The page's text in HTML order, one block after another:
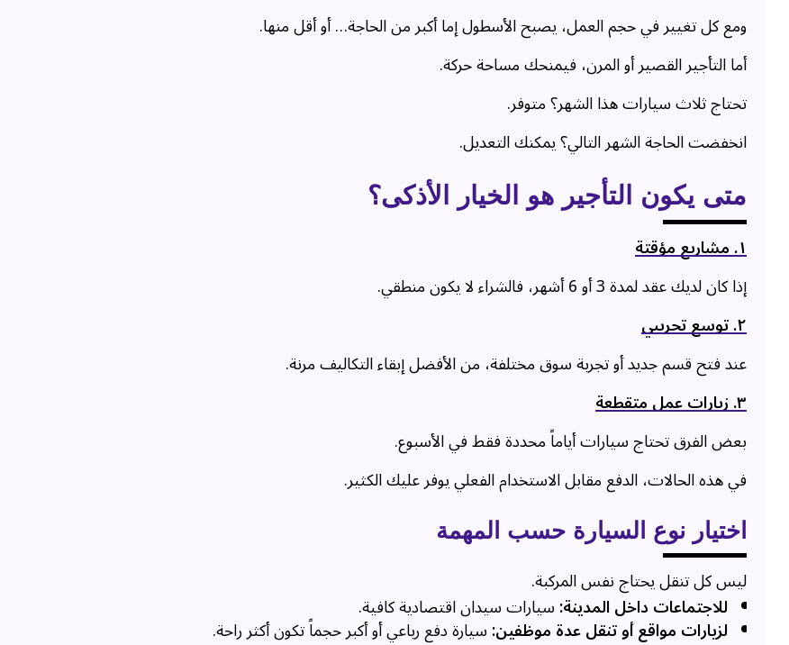
ومع كل تغيير في حجم العمل، يصبح الأسطول إما أكبر من الحاجة… أو أقل منها.
أما التأجير القصير أو المرن، فيمنحك مساحة حركة.
تحتاج ثلاث سيارات هذا الشهر؟ متوفر.
انخفضت الحاجة الشهر التالي؟ يمكنك التعديل.
متى يكون التأجير هو الخيار الأذكى؟
١. مشاريع مؤقتة
إذا كان لديك عقد لمدة 3 أو 6 أشهر، فالشراء لا يكون منطقي.
۲. توسع تجريبي
عند فتح قسم جديد أو تجربة سوق مختلفة، من الأفضل إبقاء التكاليف مرنة.
۳. زيارات عمل متقطعة
بعض الفرق تحتاج سيارات أياماً محددة فقط في الأسبوع.
في هذه الحالات، الدفع مقابل الاستخدام الفعلي يوفر عليك الكثير.
اختيار نوع السيارة حسب المهمة
ليس كل تنقل يحتاج نفس المركبة.
للاجتماعات داخل المدينة:سيارات سيدان اقتصادية كافية.
لزيارات مواقع أو تنقل عدة موظفين:سيارة دفع رباعي أو أكبر حجماً تكون أكثر راحة.